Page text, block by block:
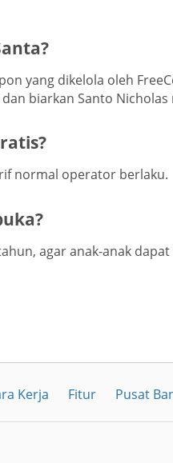
yang dikelola oleh
biarkan Santo
normal operator berlaku.
agar anak-anak
Kerja Fitur Pusat